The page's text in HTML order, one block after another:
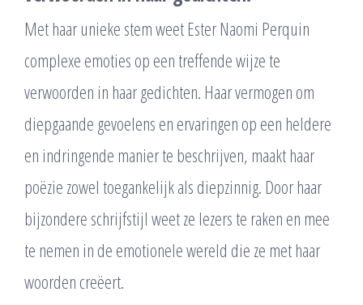
Met haar unieke stem weet Ester Naomi Perquin
complexe emoties op een treffende wijze te
verwoorden in haar gedichten. Haar vermogen om
diepgaande gevoelens en ervaringen op een heldere
en indringende manier te beschrijven, maakt haar
poëzie zowel toegankelijk als diepzinnig. Door haar
bijzondere schrijfstijl weet ze lezers te raken en mee
te nemen in de emotionele wereld die ze met haar
woorden creëert.